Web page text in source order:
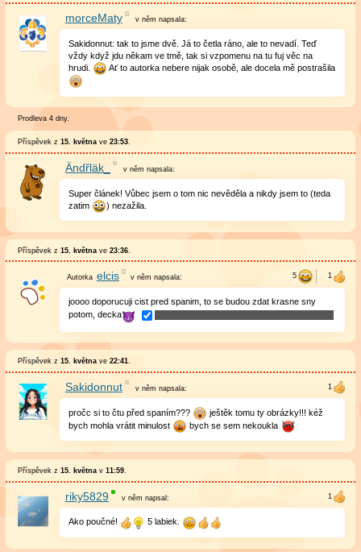
morceMaty v něm napsala:
Sakidonnut: tak to jsme dvě. Já to četla ráno, ale to nevadí. Teď
vždy když jdu někam ve tmě, tak si vzpomenu na tu fuj věc na
hrudi.
Ať to autorka nebere nijak osobě, ale docela mě postrašila
Prodleva 4 dny.
Příspěvek z 15. květnave 23:53.
Ändřläk_ v něm napsala:
Super článek! Vůbec jsem o tom nic nevěděla a nikdy jsem to (teda
zatim
) nezažila.
Příspěvek z 15. květnave 23:36.
elcis v němnapsala:
joooo doporucuji cist pred spanim, to se budou zdat krasne sny
potom, decka
Příspěvek z 15. květnave 22:41.
Sakidonnut v něm napsala:
pročc si to čtu před spaním???
ještěk tomu ty obrázky!!! kéž
bych mohla vrátit minulost
bych se sem nekoukla
Příspěvek z 15. květnav 11:59.
riky5829 v něm napsal:
Ako poučné! 5 labiek.